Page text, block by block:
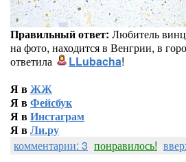
Правильный ответ: Любитель
на фото, находится в Венгрии, в
ответила
LLubacha!
Я вЖЖ
Я вФейсбук
Я вИнстаграм
Я вЛи.ру
комментарии: 3 понравилось!